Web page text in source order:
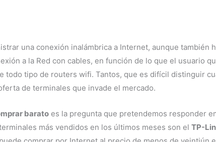
una conexión inalámbrica a Internet, aunque también
a la Red con cables, en función de lo que el usuario
todo tipo de routers wifi. Tantos, que es difícil distinguir
de terminales que invade el mercado.
barato es la pregunta que pretendemos responder
más vendidos en los últimos meses son elTP-